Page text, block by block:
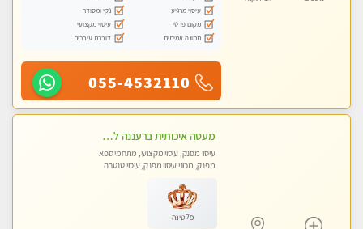
עיסוי מרגיע
נקי ומסודר
מקום פרטי
עיסוי מקצועי
תמונה אמיתית
דוברת עיברית
055-4532110
מעסה איכותית ברעננה למאסז מקצועי ומפנק לכל שרירי הגוף
עיסוי מפנק, עיסוי מקצועי, מתחמי ספא
מפנק, מכוני עיסוי מפנק, עיסוי טנטרה
פלטינה